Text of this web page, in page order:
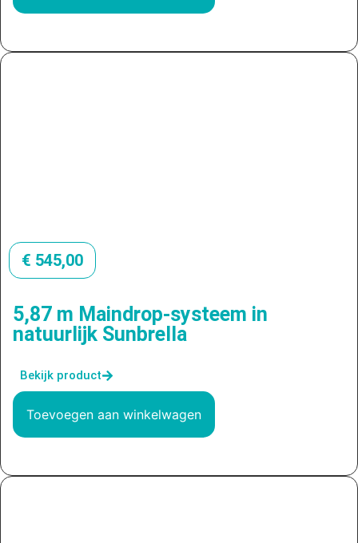
€ 545,00
5,87 m Maindrop-systeem in
natuurlijk Sunbrella
Bekijk product
Toevoegen aan winkelwagen